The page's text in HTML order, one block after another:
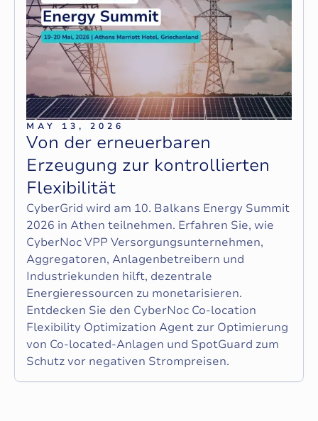
MAY 13, 2026
Von der erneuerbaren
Erzeugung zur kontrollierten
Flexibilität
CyberGrid wird am 10. Balkans Energy Summit
2026 in Athen teilnehmen. Erfahren Sie, wie
CyberNoc VPP Versorgungsunternehmen,
Aggregatoren, Anlagenbetreibern und
Industriekunden hilft, dezentrale
Energieressourcen zu monetarisieren.
Entdecken Sie den CyberNoc Co-location
Flexibility Optimization Agent zur Optimierung
von Co-located-Anlagen und SpotGuard zum
Schutz vor negativen Strompreisen.